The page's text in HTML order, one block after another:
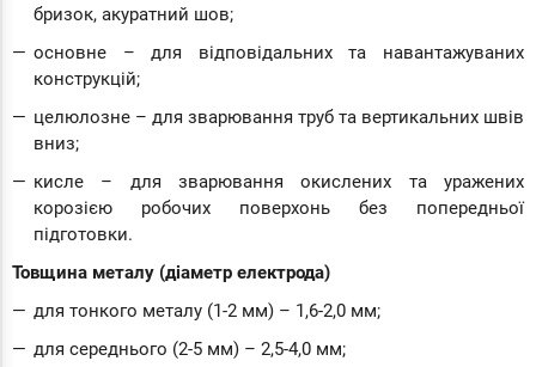
бризок, акуратний шов;
основне – для відповідальних та навантажуваних
конструкцій;
целюлозне – для зварювання труб та вертикальних швів
вниз;
кисле – для зварювання окислених та уражених
корозією робочих поверхонь без попередньої
підготовки.
Товщина металу (діаметр електрода)
для тонкого металу (1-2 мм) – 1,6-2,0 мм;
для середнього (2-5 мм) – 2,5-4,0 мм;